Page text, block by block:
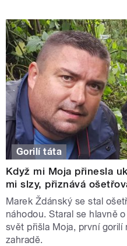
Gorilí táta
Když mi Moja přinesla
mi slzy, přiznává
Marek Ždánský se stal
náhodou. Staral se hlavně
svět přišla Moja, první
zahradě.